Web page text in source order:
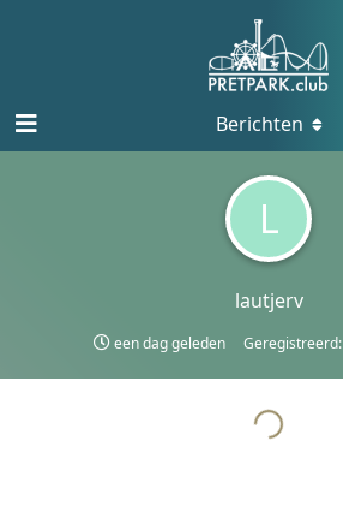
L
lautjerv
een dag geleden Geregistreerd:
Berichten